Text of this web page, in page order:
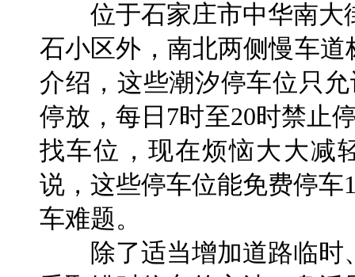
位于石家庄市中华南大
石小区外，南北两侧慢车道
介绍，这些潮汐停车位只
停放，每日7时至20时禁止
找车位，现在烦恼大大减
说，这些停车位能免费停车
车难题。
除了适当增加道路临时